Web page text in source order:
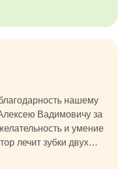
нашему
Вадимовичу за
и умение
лечит зубки двух
приёма сумел